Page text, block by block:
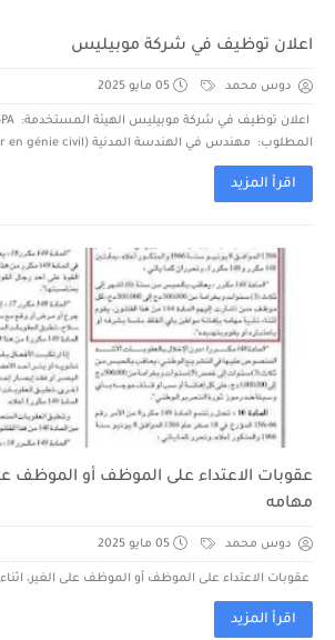
اعلان توظيف في شركة موبيليس
دوس محمد 05 مايو 2025
المطلوب: مهندس في الهندسة المدنية (Ingénieur en génie civil) تاريخ العرض...
اقرأ المزيد
عقوبات الاعتداء على الموظف أو الموظف على
مهامه
دوس محمد 05 مايو 2025
عقوبات الاعتداء على الموظف أو الموظف على الغير،
اقرأ المزيد